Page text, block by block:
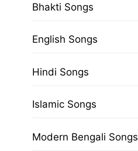
Bhakti Songs
English Songs
Hindi Songs
Islamic Songs
Modern Bengali Songs